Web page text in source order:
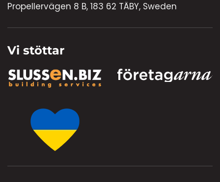
Propellervägen 8 B, 183 62 TÄBY, Sweden
Vi stöttar